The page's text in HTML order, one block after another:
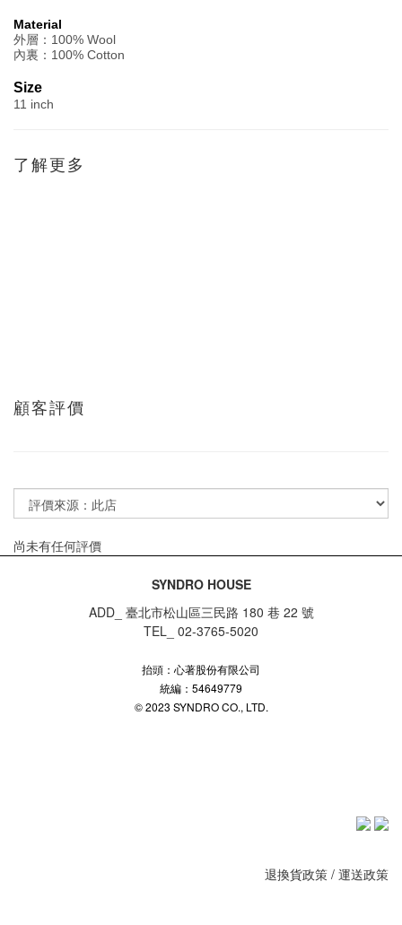
Material
外層：100% Wool
內裏：100% Cotton
Size
11 inch
了解更多
顧客評價
尚未有任何評價
SYNDRO HOUSE
ADD_ 臺北市松山區三民路 180 巷 22 號
TEL_ 02-3765-5020
抬頭：心著股份有限公司
統編：54649779
© 2023 SYNDRO CO., LTD.
退換貨政策 / 運送政策